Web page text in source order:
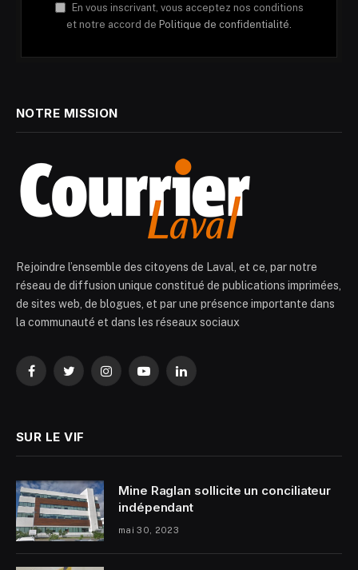
En vous inscrivant, vous acceptez nos conditions
et notre accord de Politique de confidentialité.
NOTRE MISSION
Rejoindre l’ensemble des citoyens de Laval, et ce, par notre
réseau de diffusion unique constitué de publications imprimées,
de sites web, de blogues, et par une présence importante dans
la communauté et dans les réseaux sociaux
FacebookTwitterInstagramYouTubeLinkedIn
SUR LE VIF
Mine Raglan sollicite un conciliateur
indépendant
mai 30, 2023